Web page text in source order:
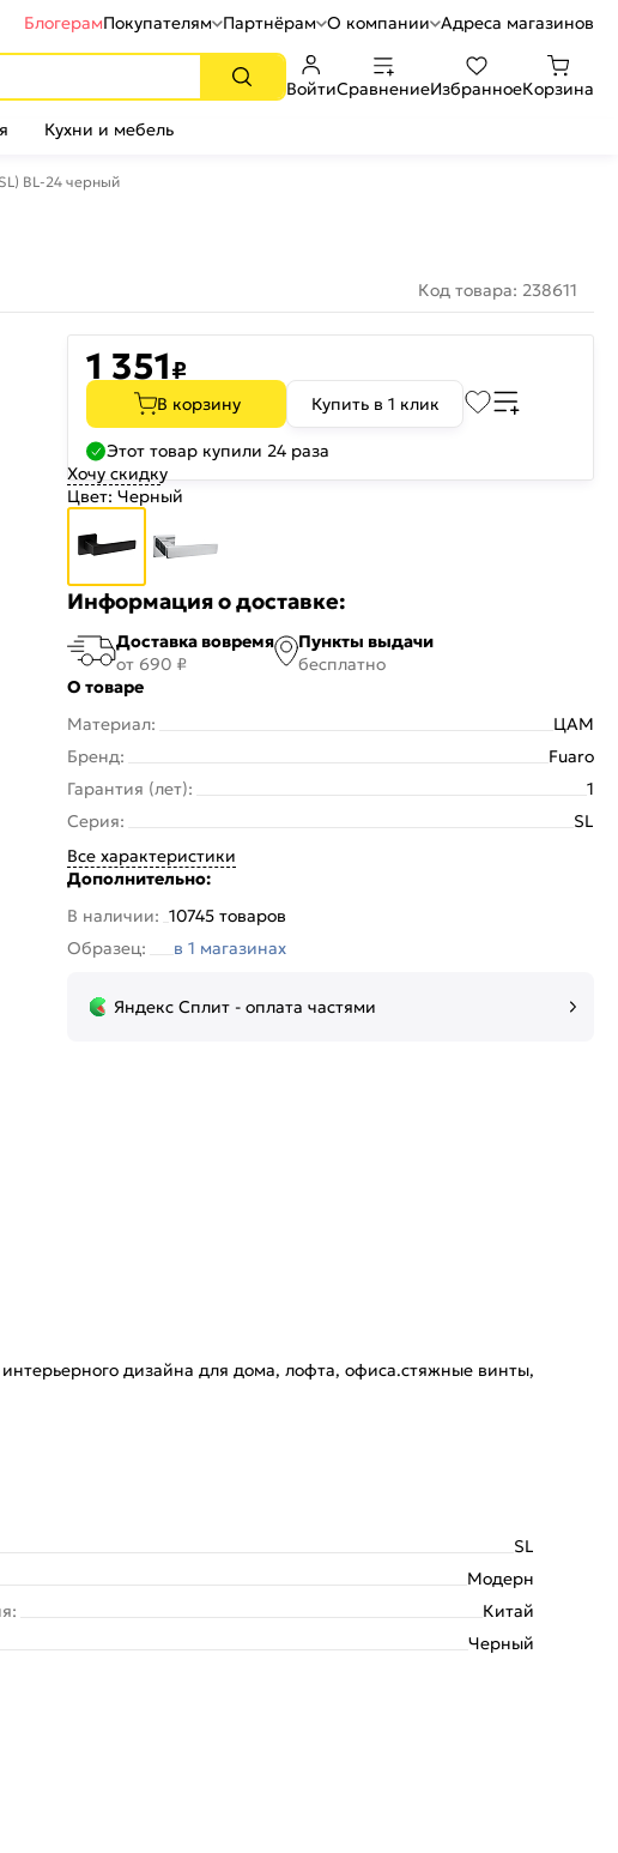
БлогерамПокупателям Партнёрам О компании Адреса магазинов
ВойтиСравнениеИзбранноеКорзина
Кухни и мебель
BL-24 черный
Код товара: 238611
1 351₽
В корзину Купить в 1 клик
Этот товар купили 24 раза
Хочу скидку
Цвет: Черный
Информация о доставке:
Доставка вовремя
от 690 ₽
Пункты выдачи
бесплатно
О товаре
Материал:
ЦАМ
Бренд:
Fuaro
Гарантия (лет):
1
Серия:
SL
Все характеристики
Дополнительно:
В наличии: 10745 товаров
Образец:
в 1 магазинах
Яндекс Сплит - оплата частями
дизайна для дома, лофта, офиса.стяжные винты,
SL
Модерн
Китай
Черный